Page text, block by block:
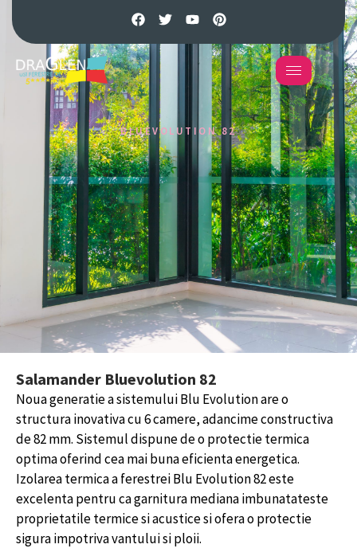
BLUEVOLUTION 82
Salamander Bluevolution 82
Noua generatie a sistemului Blu Evolution are o
structura inovativa cu 6 camere, adancime constructiva
de 82 mm. Sistemul dispune de o protectie termica
optima oferind cea mai buna eficienta energetica.
Izolarea termica a ferestrei Blu Evolution 82 este
excelenta pentru ca garnitura mediana imbunatateste
proprietatile termice si acustice si ofera o protectie
sigura impotriva vantului si ploii.